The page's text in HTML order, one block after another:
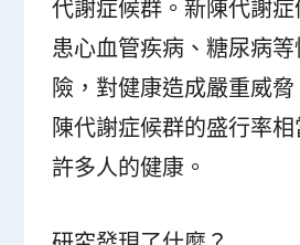
代謝症候群。新陳代謝
患心血管疾病、糖尿病
險，對健康造成嚴重威
陳代謝症候群的盛行率
許多人的健康。